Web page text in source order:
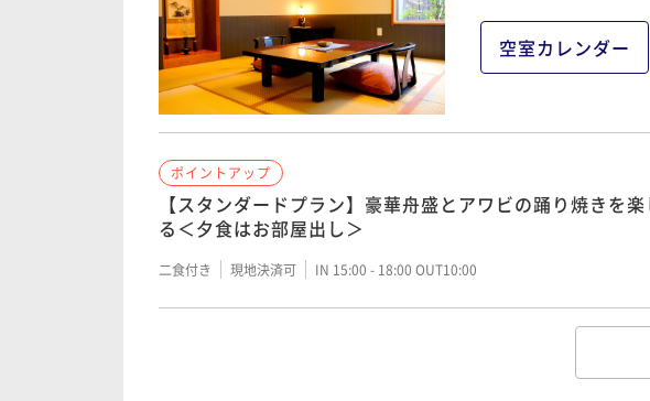
空室カレンダー
ポイントアップ
【スタンダードプラン】豪華舟盛とアワビの踊り焼きを楽
る＜夕食はお部屋出し＞
二食付き 現地決済可 IN 15:00 - 18:00 OUT10:00
【料理ランクUP】千葉県産のブランド牛『彩美牛』を堪